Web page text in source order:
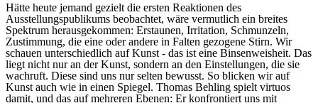
Hätte heute jemand gezielt die ersten Reaktionen des
Ausstellungspublikums beobachtet, wäre vermutlich ein breites
Spektrum herausgekommen: Erstaunen, Irritation, Schmunzeln,
Zustimmung, die eine oder andere in Falten gezogene Stirn. Wir
schauen unterschiedlich auf Kunst - das ist eine Binsenweisheit. Das
liegt nicht nur an der Kunst, sondern an den Einstellungen, die sie
wachruft. Diese sind uns nur selten bewusst. So blicken wir auf
Kunst auch wie in einen Spiegel. Thomas Behling spielt virtuos
damit, und das auf mehreren Ebenen: Er konfrontiert uns mit